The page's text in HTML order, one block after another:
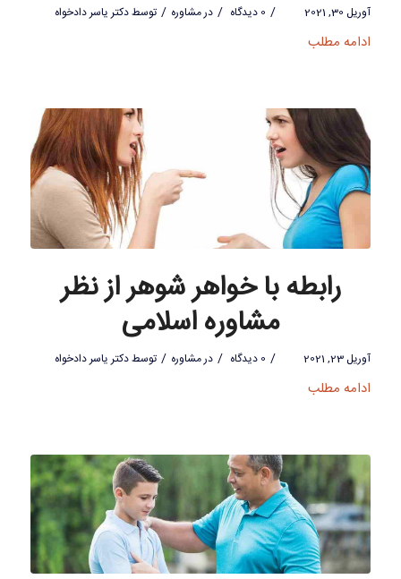
آوریل 30, 2021 / 0 دیدگاه / درمشاوره / توسطدکتر یاسر دادخواه
ادامه مطلب
رابطه با خواهر شوهر از نظر
مشاوره اسلامی
آوریل 23, 2021 / 0 دیدگاه / درمشاوره / توسطدکتر یاسر دادخواه
ادامه مطلب